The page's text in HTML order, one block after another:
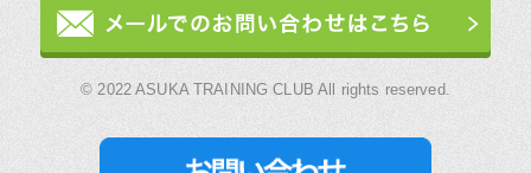
© 2022 ASUKA TRAINING CLUB All rights reserved.